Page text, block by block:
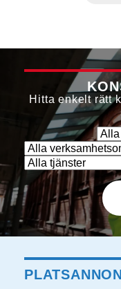
Hitta enkelt rätt